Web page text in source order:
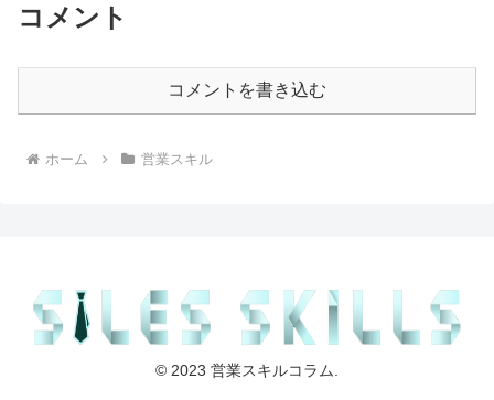
コメント
コメントを書き込む
ホーム 営業スキル
© 2023 営業スキルコラム.